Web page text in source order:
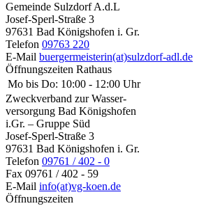
Gemeinde Sulzdorf A.d.L
Josef-Sperl-Straße 3
97631 Bad Königshofen i. Gr.
Telefon 09763 220
E-Mail buergermeisterin(at)sulzdorf-adl.de
Öffnungszeiten Rathaus
Mo bis Do: 10:00 - 12:00 Uhr
Zweckverband zur Wasser-
versorgung Bad Königshofen
i.Gr. – Gruppe Süd
Josef-Sperl-Straße 3
97631 Bad Königshofen i. Gr.
Telefon 09761 / 402 - 0
Fax 09761 / 402 - 59
E-Mail info(at)vg-koen.de
Öffnungszeiten